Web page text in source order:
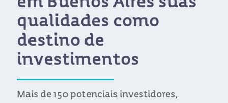
potenciaram o
crescimento do
Uruguai na última
década
O setor foi um dos principais motores do